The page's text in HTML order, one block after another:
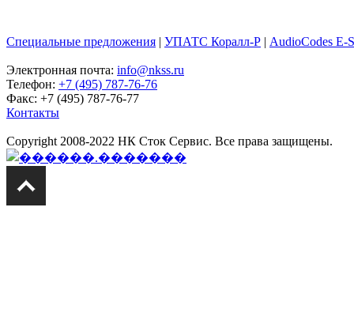
Специальные предложения | УПАТС Коралл-Р | AudioCodes E-
Электронная почта: info@nkss.ru
Телефон: +7 (495) 787-76-76
Факс: +7 (495) 787-76-77
Контакты
Copyright 2008-2022 НК Сток Сервис. Все права защищены.